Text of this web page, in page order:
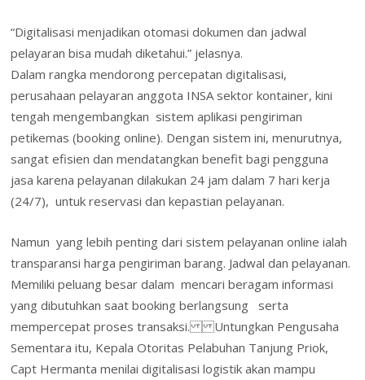
“Digitalisasi menjadikan otomasi dokumen dan jadwal
pelayaran bisa mudah diketahui.” jelasnya.
Dalam rangka mendorong percepatan digitalisasi,
perusahaan pelayaran anggota INSA sektor kontainer, kini
tengah mengembangkan sistem aplikasi pengiriman
petikemas (booking online). Dengan sistem ini, menurutnya,
sangat efisien dan mendatangkan benefit bagi pengguna
jasa karena pelayanan dilakukan 24 jam dalam 7 hari kerja
(24/7), untuk reservasi dan kepastian pelayanan.
Namun yang lebih penting dari sistem pelayanan online ialah
transparansi harga pengiriman barang. Jadwal dan pelayanan.
Memiliki peluang besar dalam mencari beragam informasi
yang dibutuhkan saat booking berlangsung serta
mempercepat proses transaksi. Untungkan Pengusaha
Sementara itu, Kepala Otoritas Pelabuhan Tanjung Priok,
Capt Hermanta menilai digitalisasi logistik akan mampu